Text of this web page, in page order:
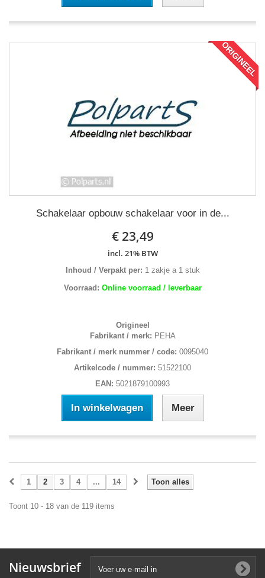
ORIGINEEL
Schakelaar opbouw schakelaar voor in de...
€ 23,49
incl. 21% BTW
Inhoud / Verpakt per: 1 zakje a 1 stuk
Voorraad: Online voorraad / leverbaar
Origineel
Fabrikant / merk: PEHA
Fabrikant / merk nummer / code: 0095040
Artikelcode / nummer: 51522100
EAN: 5021879100993
In winkelwagen Meer
Toon alles
1 2 3 4 ... 14
Toont 10 - 18 van de 119 items
Nieuwsbrief